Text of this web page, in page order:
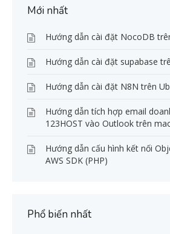
Mới nhất
Hướng dẫn cài đặt NocoDB
Hướng dẫn cài đặt supabase
Hướng dẫn cài đặt N8N trên
Hướng dẫn tích hợp email
123HOST vào Outlook trên
Hướng dẫn cấu hình kết nối
AWS SDK (PHP)
Phổ biến nhất